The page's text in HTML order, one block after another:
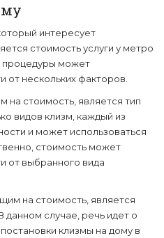
интересует
стоимость услуги у метро
процедуры может
от нескольких факторов.
стоимость, является тип
видов клизм, каждый из
и может использоваться
стоимость может
от выбранного вида
на стоимость, является
случае, речь идет о
клизмы на дому в